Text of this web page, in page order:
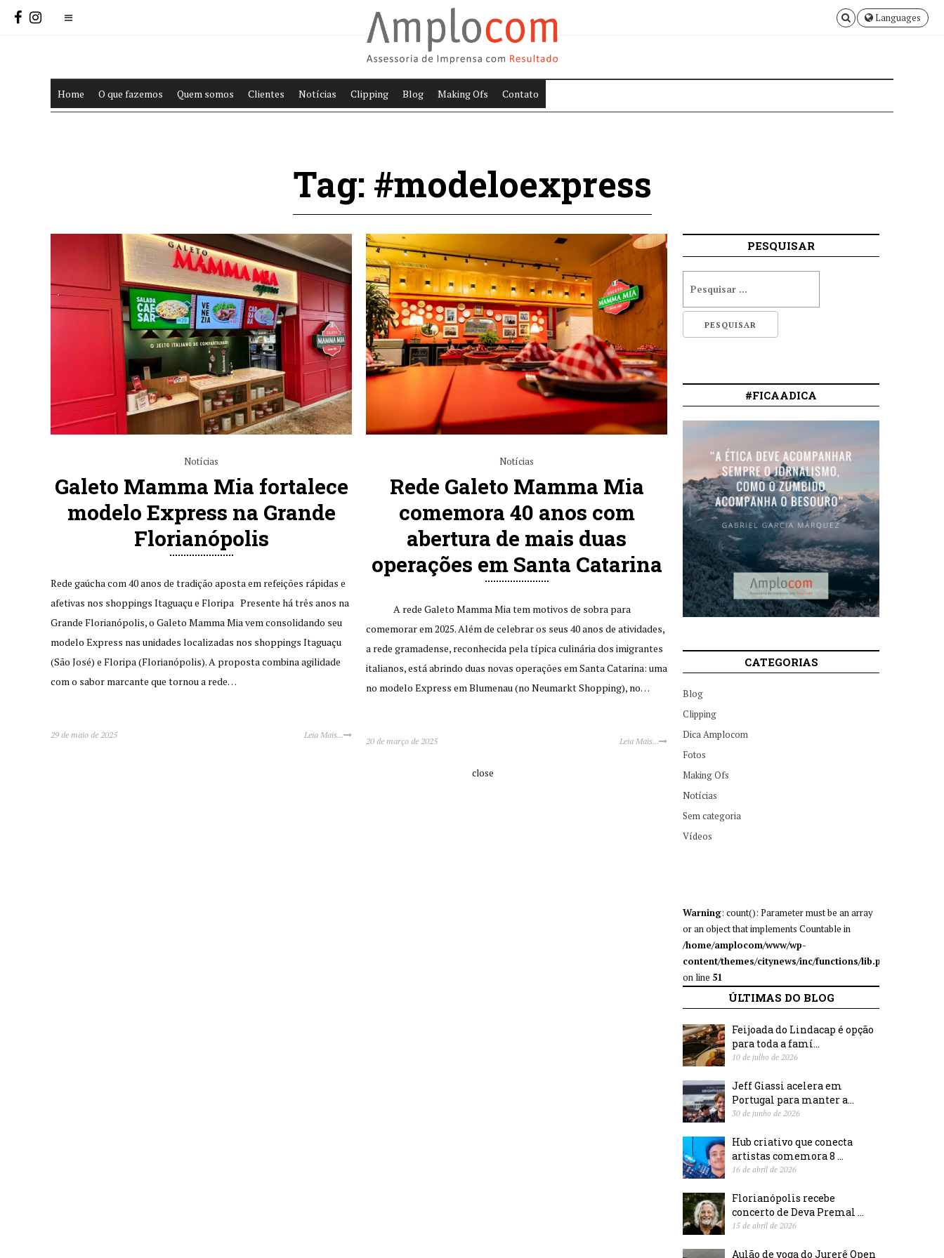
Languages
Home O que fazemos Quem somos Clientes Notícias Clipping Blog Making Ofs Contato
Tag: #modeloexpress
Notícias
Galeto Mamma Mia fortalece
modelo Express na Grande
Florianópolis
Rede gaúcha com 40 anos de tradição aposta em refeições rápidas e
afetivas nos shoppings Itaguaçu e Floripa Presente há três anos na
Grande Florianópolis, o Galeto Mamma Mia vem consolidando seu
modelo Express nas unidades localizadas nos shoppings Itaguaçu
(São José) e Floripa (Florianópolis). A proposta combina agilidade
com o sabor marcante que tornou a rede…
29 de maio de 2025 Leia Mais...
Notícias
Rede Galeto Mamma Mia
comemora 40 anos com
abertura de mais duas
operações em Santa Catarina
A rede Galeto Mamma Mia tem motivos de sobra para
comemorar em 2025. Além de celebrar os seus 40 anos de atividades,
a rede gramadense, reconhecida pela típica culinária dos imigrantes
italianos, está abrindo duas novas operações em Santa Catarina: uma
no modelo Express em Blumenau (no Neumarkt Shopping), no…
20 de março de 2025 Leia Mais...
PESQUISAR
#FICAADICA
CATEGORIAS
Blog
Clipping
Dica Amplocom
Fotos
Making Ofs
Notícias
Sem categoria
Vídeos
Warning: count(): Parameter must be an array
or an object that implements Countable in
/home/amplocom/www/wp-
content/themes/citynews/inc/functions/lib.php
on line 51
ÚLTIMAS DO BLOG
Feijoada do Lindacap é opção
para toda a famí...
10 de julho de 2026
Jeff Giassi acelera em
Portugal para manter a...
30 de junho de 2026
Hub criativo que conecta
artistas comemora 8 ...
16 de abril de 2026
Florianópolis recebe
concerto de Deva Premal ...
15 de abril de 2026
Aulão de yoga do Jurerê Open
close